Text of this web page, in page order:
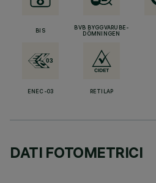
BIS
BVB BYGGVARUBE-
DÖMNINGEN
ENEC-03 RETILAP
DATI FOTOMETRICI